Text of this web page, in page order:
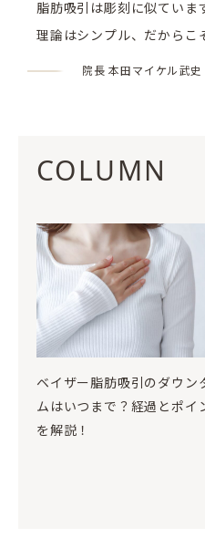
脂肪吸引は彫刻に似ていま
理論はシンプル、だからこ
院長 本田マイケル武史
COLUMN
ベイザー脂肪吸引のダウン
ムはいつまで？経過とポイ
を解説！